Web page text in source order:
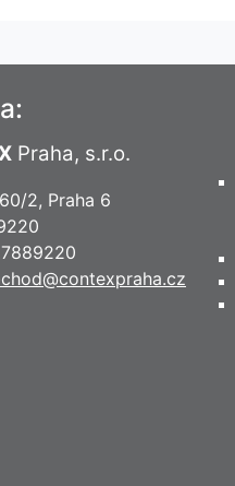
Praha, s.r.o.
2, Praha 6